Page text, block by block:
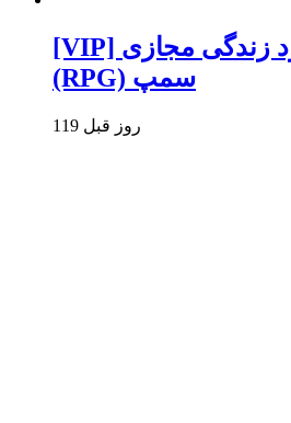
[VIP] دانلود گیم مود زندگی مجازی
(RPG) سمپ
119 روز قبل